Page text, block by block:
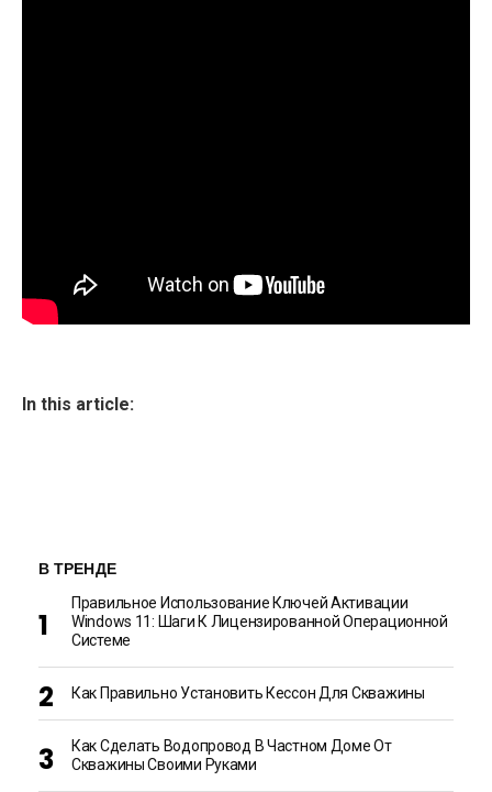
In this article:
В ТРЕНДЕ
Правильное Использование Ключей Активации
Windows 11: Шаги К Лицензированной Операционной
Системе
Как Правильно Установить Кессон Для Скважины
Как Сделать Водопровод В Частном Доме От
Скважины Своими Руками